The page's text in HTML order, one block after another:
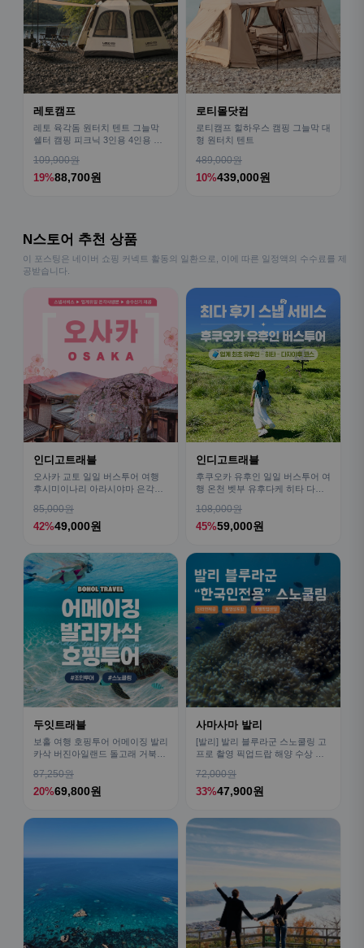
레토캠프
레토 육각돔 원터치 텐트 그늘막
쉘터 캠핑 피크닉 3인용 4인용 패
109,900원
19%88,700원
로티몰닷컴
로티캠프 힐하우스 캠핑 그늘막 대
형 원터치 텐트
489,000원
10%439,000원
N스토어 추천 상품
이 포스팅은 네이버 쇼핑 커넥트 활동의 일환으로, 이에 따른 일정액의 수수료를 제
공받습니다.
인디고트래블
오사카 교토 일일 버스투어 여행
후시미이나리 아라시야마 은각사
85,000원
42%49,000원
인디고트래블
후쿠오카 유후인 일일 버스투어 여
행 온천 벳부 유후다케 히타 다자
108,000원
45%59,000원
두잇트래블
보홀 여행 호핑투어 어메이징 발리
카삭 버진아일랜드 돌고래 거북이
87,250원
20%69,800원
사마사마 발리
[발리] 발리 블루라군 스노쿨링 고
프로 촬영 픽업드랍 해양 수상 액
72,000원
33%47,900원